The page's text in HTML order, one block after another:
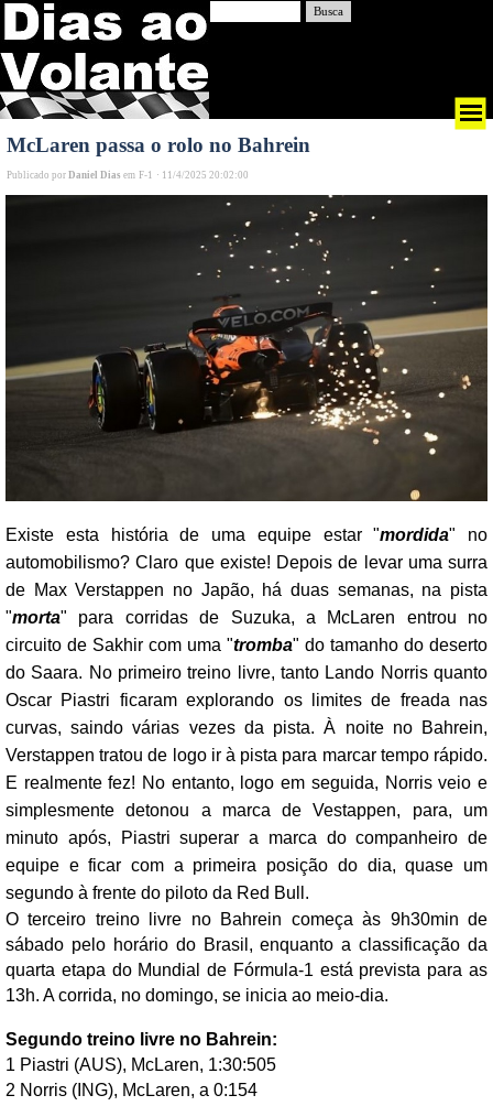
Busca
McLaren passa o rolo no Bahrein
Publicado por Daniel Dias em F-1 · 11/4/2025 20:02:00
Existe esta história de uma equipe estar "mordida" no
automobilismo? Claro que existe! Depois de levar uma surra
de Max Verstappen no Japão, há duas semanas, na pista
"morta" para corridas de Suzuka, a McLaren entrou no
circuito de Sakhir com uma "tromba" do tamanho do deserto
do Saara. No primeiro treino livre, tanto Lando Norris quanto
Oscar Piastri ficaram explorando os limites de freada nas
curvas, saindo várias vezes da pista. À noite no Bahrein,
Verstappen tratou de logo ir à pista para marcar tempo rápido.
E realmente fez! No entanto, logo em seguida, Norris veio e
simplesmente detonou a marca de Vestappen, para, um
minuto após, Piastri superar a marca do companheiro de
equipe e ficar com a primeira posição do dia, quase um
segundo à frente do piloto da Red Bull.
O terceiro treino livre no Bahrein começa às 9h30min de
sábado pelo horário do Brasil, enquanto a classificação da
quarta etapa do Mundial de Fórmula-1 está prevista para as
13h. A corrida, no domingo, se inicia ao meio-dia.
Segundo treino livre no Bahrein:
1 Piastri (AUS), McLaren, 1:30:505
2 Norris (ING), McLaren, a 0:154